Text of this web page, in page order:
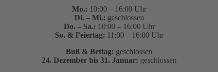
Mo.: 10:00 – 16:00 Uhr
Di. – Mi.: geschlossen
Do. – Sa.: 10:00 – 16:00 Uhr
So. & Feiertag: 11:00 – 16:00 Uhr
Buß & Bettag: geschlossen
24. Dezember bis 31. Januar: geschlossen